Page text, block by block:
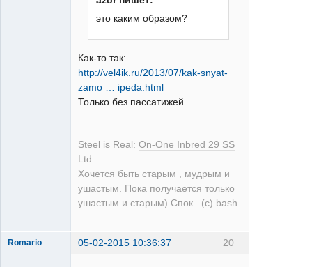
это каким образом?
Как-то так:
http://vel4ik.ru/2013/07/kak-snyat-
zamo … ipeda.html
Только без пассатижей.
Steel is Real: On-One Inbred 29 SS
Ltd
Хочется быть старым , мудрым и
ушастым. Пока получается только
ушастым и старым) Спок.. (с) bash
20
Romario 05-02-2015 10:36:37